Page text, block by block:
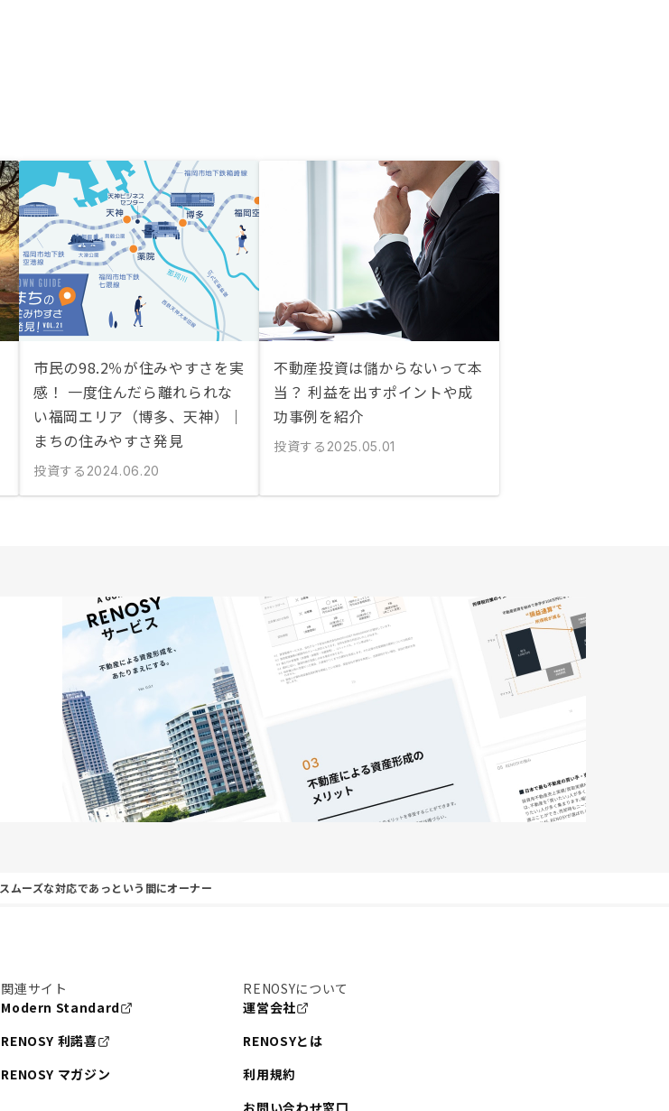
市民の98.2％が住みやすさを実
感！ 一度住んだら離れられな
い福岡エリア（博多、天神）｜
まちの住みやすさ発見
投資する 2024.06.20
不動産投資は儲からないって本
当？ 利益を出すポイントや成
功事例を紹介
投資する 2025.05.01
スムーズな対応であっという間にオーナー
関連サイト
Modern Standard
RENOSY 利諾喜
RENOSY マガジン
RENOSYについて
運営会社
RENOSYとは
利用規約
お問い合わせ窓口